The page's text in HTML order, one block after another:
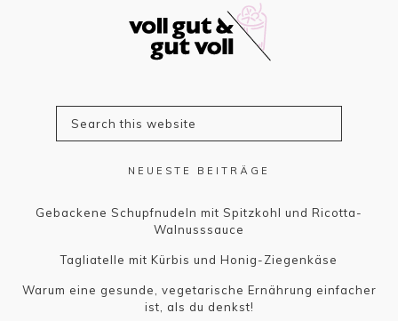
NEUESTE BEITRÄGE
Gebackene Schupfnudeln mit Spitzkohl und Ricotta-
Walnusssauce
Tagliatelle mit Kürbis und Honig-Ziegenkäse
Warum eine gesunde, vegetarische Ernährung einfacher
ist, als du denkst!